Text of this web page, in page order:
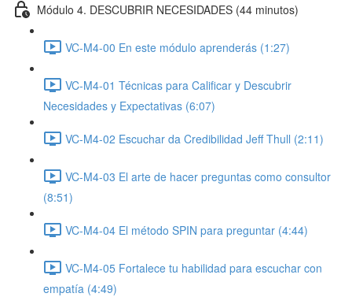
Módulo 4. DESCUBRIR NECESIDADES (44 minutos)
VC-M4-00 En este módulo aprenderás (1:27)
VC-M4-01 Técnicas para Calificar y Descubrir
Necesidades y Expectativas (6:07)
VC-M4-02 Escuchar da Credibilidad Jeff Thull (2:11)
VC-M4-03 El arte de hacer preguntas como consultor
(8:51)
VC-M4-04 El método SPIN para preguntar (4:44)
VC-M4-05 Fortalece tu habilidad para escuchar con
empatía (4:49)